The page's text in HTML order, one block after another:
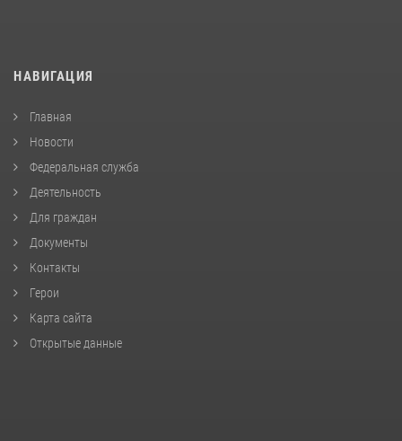
НАВИГАЦИЯ
Главная
Новости
Федеральная служба
Деятельность
Для граждан
Документы
Контакты
Герои
Карта сайта
Открытые данные